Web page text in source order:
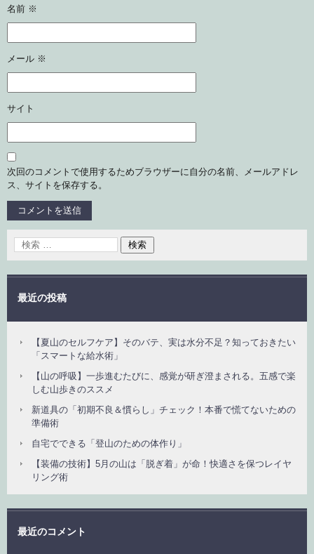
名前 ※
メール ※
サイト
次回のコメントで使用するためブラウザーに自分の名前、メールアドレ
ス、サイトを保存する。
最近の投稿
【夏山のセルフケア】そのバテ、実は水分不足？知っておきたい
「スマートな給水術」
【山の呼吸】一歩進むたびに、感覚が研ぎ澄まされる。五感で楽
しむ山歩きのススメ
新道具の「初期不良＆慣らし」チェック！本番で慌てないための
準備術
自宅でできる「登山のための体作り」
【装備の技術】5月の山は「脱ぎ着」が命！快適さを保つレイヤ
リング術
最近のコメント